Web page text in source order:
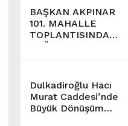
BAŞKAN AKPINAR
101. MAHALLE
TOPLANTISINDA
BAĞLARBAŞI
BULUŞTU.
Dulkadiroğlu Hacı
Murat Caddesi’nde
Büyük Dönüşüm